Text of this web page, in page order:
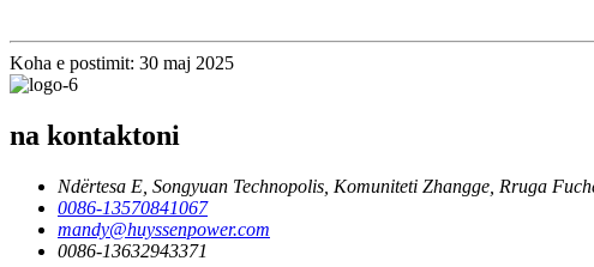
Koha e postimit: 30 maj 2025
na kontaktoni
Ndërtesa E, Songyuan Technopolis, Komuniteti Zhangge, Rruga
0086-13570841067
mandy@huyssenpower.com
0086-13632943371